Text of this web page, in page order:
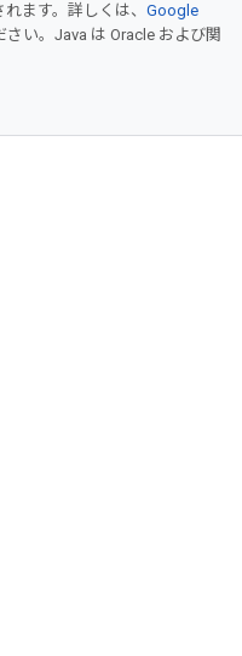
ます。詳しくは、 Google
さい。Java は Oracle および関